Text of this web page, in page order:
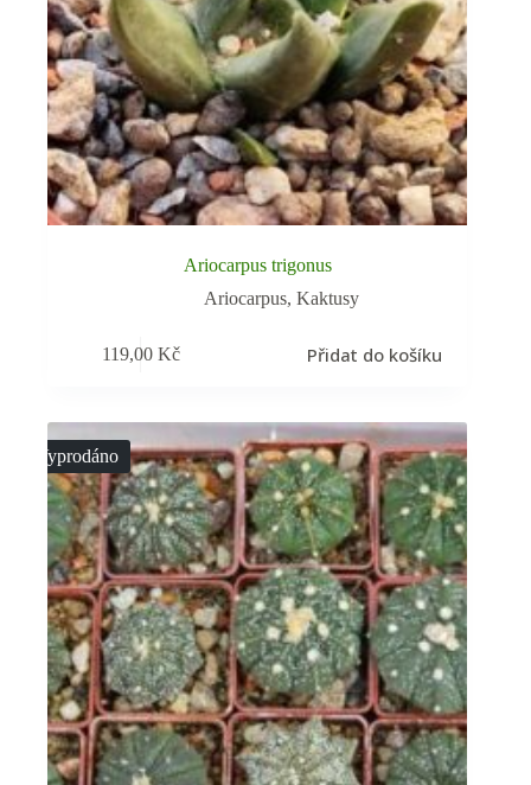
Ariocarpus trigonus
Ariocarpus, Kaktusy
119,00 Kč Přidat do košíku
Vyprodáno